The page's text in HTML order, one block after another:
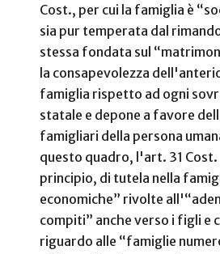
Cost., per cui la famiglia è
sia pur temperata dal
stessa fondata sul
la consapevolezza
famiglia rispetto ad ogni
statale e depone a favore
famigliari della persona
questo quadro, l'art. 31 Cost.
principio, di tutela nella
economiche” rivolte
compiti” anche verso i figli e
riguardo alle “famiglie